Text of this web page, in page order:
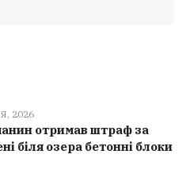
2026
отримав штраф за
біля озера бетонні блоки